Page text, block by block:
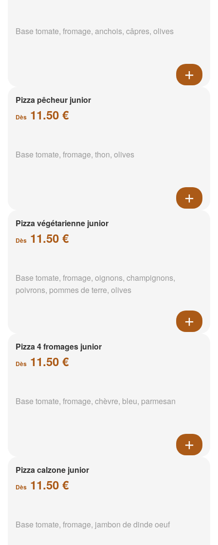
Base tomate, fromage, anchois, câpres, olives
Pizza pêcheur junior
Dès 11.50 €
Base tomate, fromage, thon, olives
Pizza végétarienne junior
Dès 11.50 €
Base tomate, fromage, oignons, champignons,
poivrons, pommes de terre, olives
Pizza 4 fromages junior
Dès 11.50 €
Base tomate, fromage, chèvre, bleu, parmesan
Pizza calzone junior
Dès 11.50 €
Base tomate, fromage, jambon de dinde oeuf